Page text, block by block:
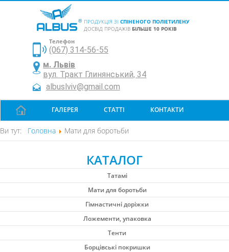
ПРОДУКЦІЯ ЗІ СПІНЕНОГО ПОЛІЕТИЛЕНУ
ДОСВІД ПРОДАЖІВ БІЛЬШЕ 10 РОКІВ
Телефон
(067) 314-56-55
м. Львів
вул. Тракт Глинянський, 34
albuslviv@gmail.com
ГАЛЕРЕЯ СТАТТІ КОНТАКТИ
Ви тут: Головна Мати для боротьби
КАТАЛОГ
Татамі
Мати для боротьби
Гімнастичні доріжки
Ложементи, упаковка
Тенти
Борцівські покришки